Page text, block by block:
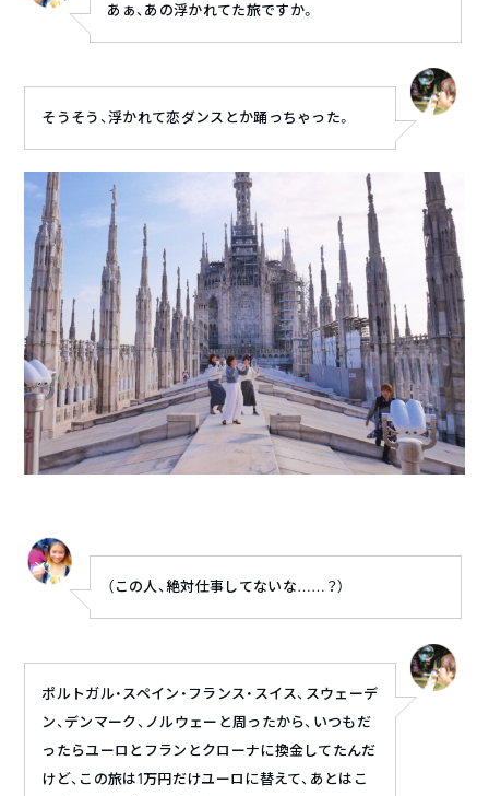
あぁ、あの浮かれてた旅ですか。
そうそう、浮かれて恋ダンスとか踊っちゃった。
（この人、絶対仕事してないな……？）
ポルトガル・スペイン・フランス・スイス、スウェーデ
ン、デンマーク、ノルウェーと周ったから、いつもだ
ったらユーロとフランとクローナに換金してたんだ
けど、この旅は1万円だけユーロに替えて、あとはこ